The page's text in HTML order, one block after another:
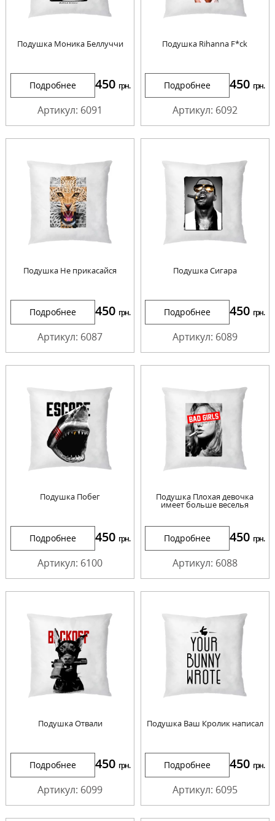
Подушка Моника Беллуччи
Подробнее 450 грн.
Артикул: 6091
Подушка Rihanna F*ck
Подробнее 450 грн.
Артикул: 6092
Подушка Не прикасайся
Подробнее 450 грн.
Артикул: 6087
Подушка Сигара
Подробнее 450 грн.
Артикул: 6089
Подушка Побег
Подробнее 450 грн.
Артикул: 6100
Подушка Плохая девочка
имеет больше веселья
Подробнее 450 грн.
Артикул: 6088
Подушка Отвали
Подробнее 450 грн.
Артикул: 6099
Подушка Ваш Кролик написал
Подробнее 450 грн.
Артикул: 6095